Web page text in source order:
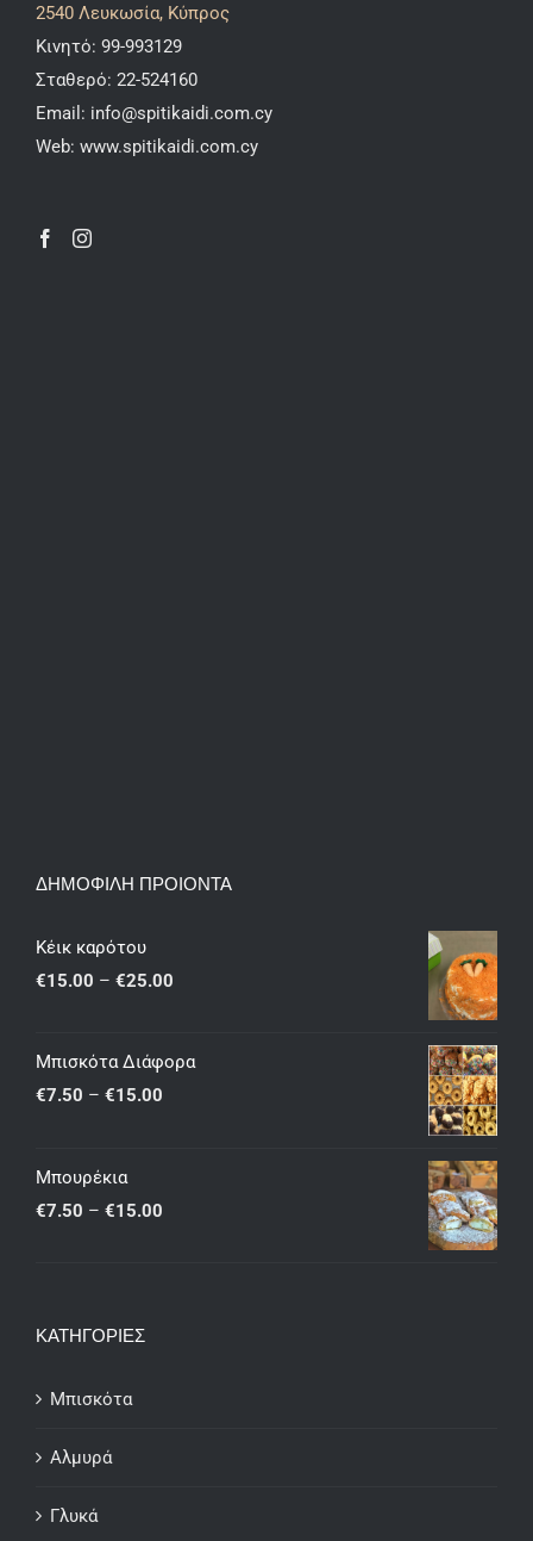
2540 Λευκωσία, Κύπρος
Κινητό: 99-993129
Σταθερό: 22-524160
Email: info@spitikaidi.com.cy
Web: www.spitikaidi.com.cy
ΔΗΜΟΦΙΛΗ ΠΡΟΙΟΝΤΑ
Κέικ καρότου
€15.00 – €25.00
Μπισκότα Διάφορα
€7.50 – €15.00
Μπουρέκια
€7.50 – €15.00
ΚΑΤΗΓΟΡΙΕΣ
Μπισκότα
Αλμυρά
Γλυκά